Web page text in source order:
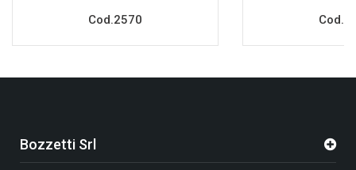
Cod.2570
Bozzetti Srl